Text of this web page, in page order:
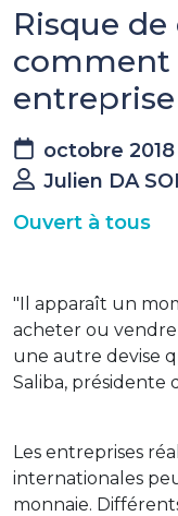
Risque
comment
entreprise
octobre 2018
Julien DA
Ouvert à tous
"Il apparaît un
acheter ou vendre
une autre devise
Saliba, présidente
Les entreprises
internationales
monnaie.